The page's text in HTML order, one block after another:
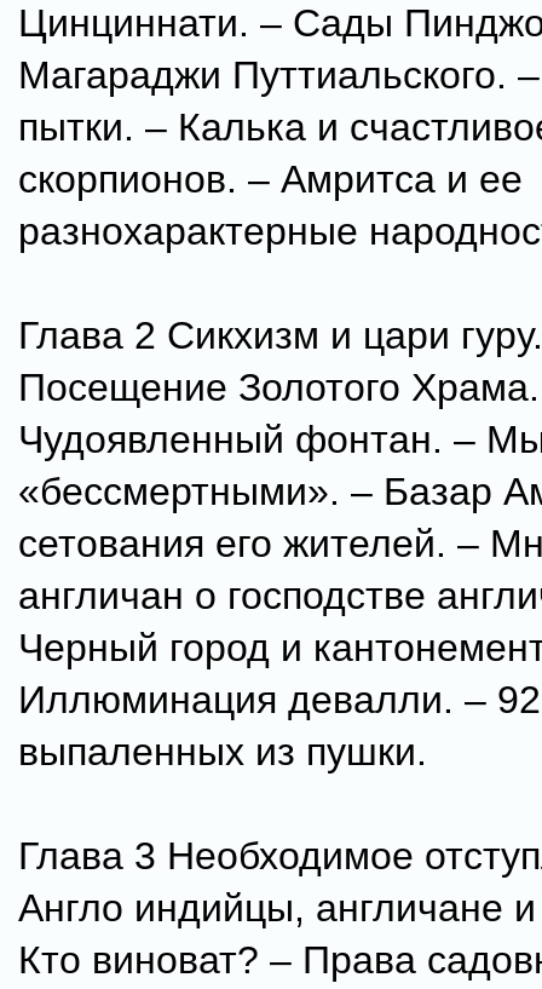
Цинциннати. – Сады
Магараджи Путтиальского.
пытки. – Калька и
скорпионов. – Амритса и ее
разнохарактерные
Глава 2 Сикхизм и цари
Посещение Золотого
Чудоявленный фонтан. –
«бессмертными». – Базар
сетования его жителей. –
англичан о господстве
Черный город и
Иллюминация девалли. – 92
выпаленных из пушки.
Глава 3 Необходимое
Англо индийцы, англичане
Кто виноват? – Права